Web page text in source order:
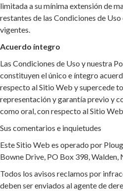
limitada a su mínima extensión de
restantes de las Condiciones de
vigentes.
Acuerdo íntegro
Las Condiciones de Uso y nuestra
constituyen el único e íntegro
respecto al Sitio Web y supercede
representación y garantía previo y
como oral, con respecto al Sitio
Sus comentarios e inquietudes
Este Sitio Web es operado por
Bowne Drive, PO Box 398, Walden,
Todos los avisos reclamos por
deben ser enviados al agente de